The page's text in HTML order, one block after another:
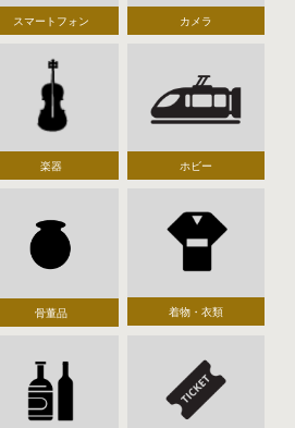
スマートフォン カメラ
楽器 ホビー
骨董品 着物・衣類